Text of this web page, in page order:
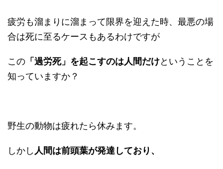
疲労も溜まりに溜まって限界を迎えた時、最悪の場
合は死に至るケースもあるわけですが
この 「過労死」を起こすのは人間だけということを
知っていますか？
野生の動物は疲れたら休みます。
しかし 人間は前頭葉が発達しており、